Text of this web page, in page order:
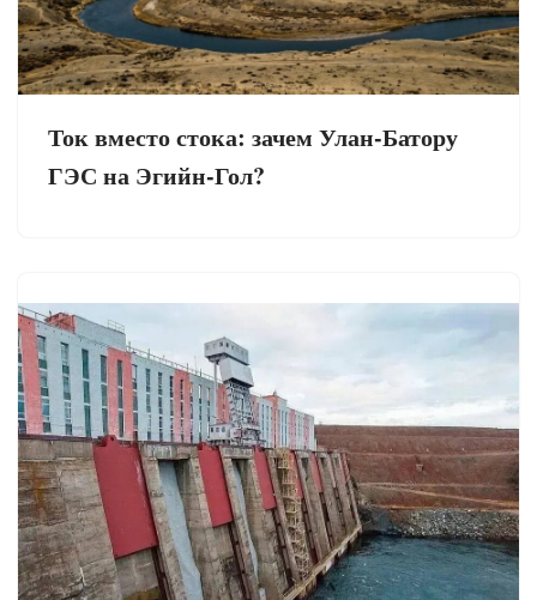
Ток вместо стока: зачем Улан-Батору
ГЭС на Эгийн-Гол?